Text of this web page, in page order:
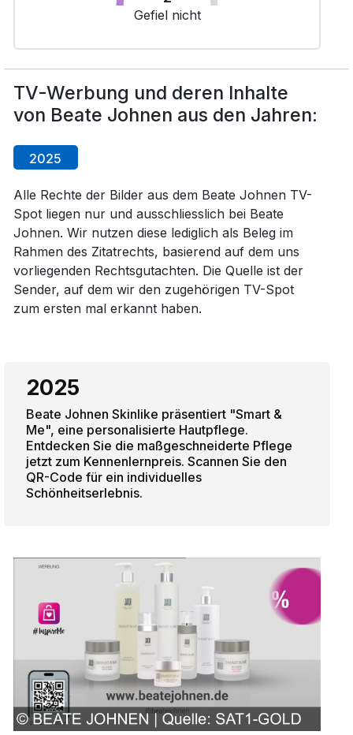
Gefiel nicht
TV-Werbung und deren Inhalte
von Beate Johnen aus den Jahren:
2025
Alle Rechte der Bilder aus dem Beate Johnen TV-
Spot liegen nur und ausschliesslich bei Beate
Johnen. Wir nutzen diese lediglich als Beleg im
Rahmen des Zitatrechts, basierend auf dem uns
vorliegenden Rechtsgutachten. Die Quelle ist der
Sender, auf dem wir den zugehörigen TV-Spot
zum ersten mal erkannt haben.
2025
Beate Johnen Skinlike präsentiert "Smart &
Me", eine personalisierte Hautpflege.
Entdecken Sie die maßgeschneiderte Pflege
jetzt zum Kennenlernpreis. Scannen Sie den
QR-Code für ein individuelles
Schönheitserlebnis.